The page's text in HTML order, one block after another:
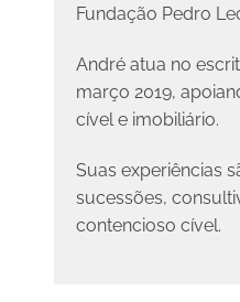
Fundação Pedro
André atua no
março 2019,
cível e imobiliário.
Suas experiências
sucessões,
contencioso cível.